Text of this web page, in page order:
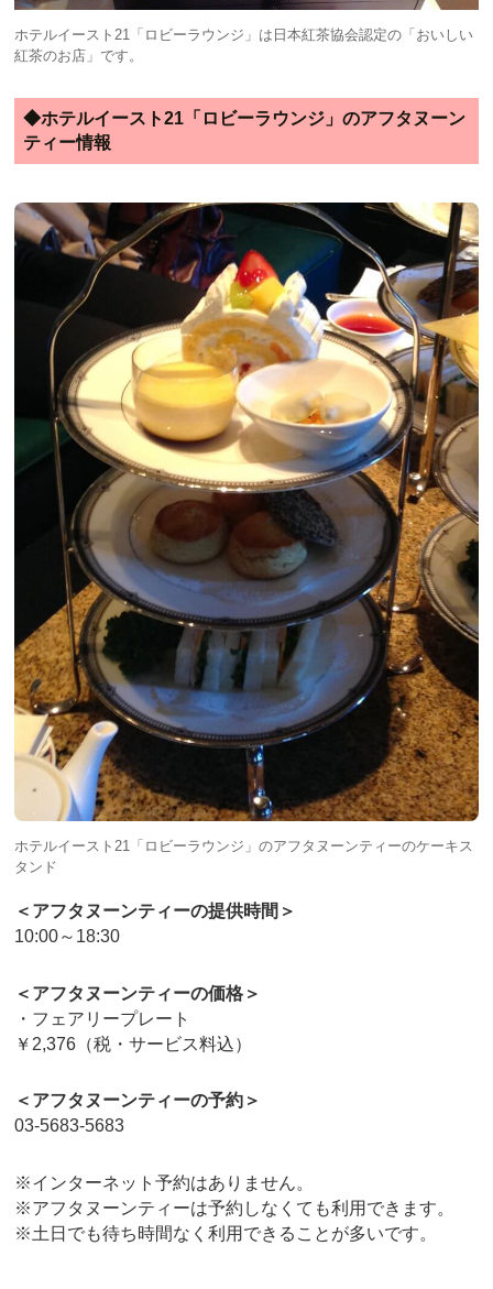
ホテルイースト21「ロビーラウンジ」は日本紅茶協会認定の「おいしい
紅茶のお店」です。
◆ホテルイースト21「ロビーラウンジ」のアフタヌーン
ティー情報
ホテルイースト21「ロビーラウンジ」のアフタヌーンティーのケーキス
タンド
＜アフタヌーンティーの提供時間＞
10:00～18:30
＜アフタヌーンティーの価格＞
・フェアリープレート
￥2,376（税・サービス料込）
＜アフタヌーンティーの予約＞
03-5683-5683
※インターネット予約はありません。
※アフタヌーンティーは予約しなくても利用できます。
※土日でも待ち時間なく利用できることが多いです。